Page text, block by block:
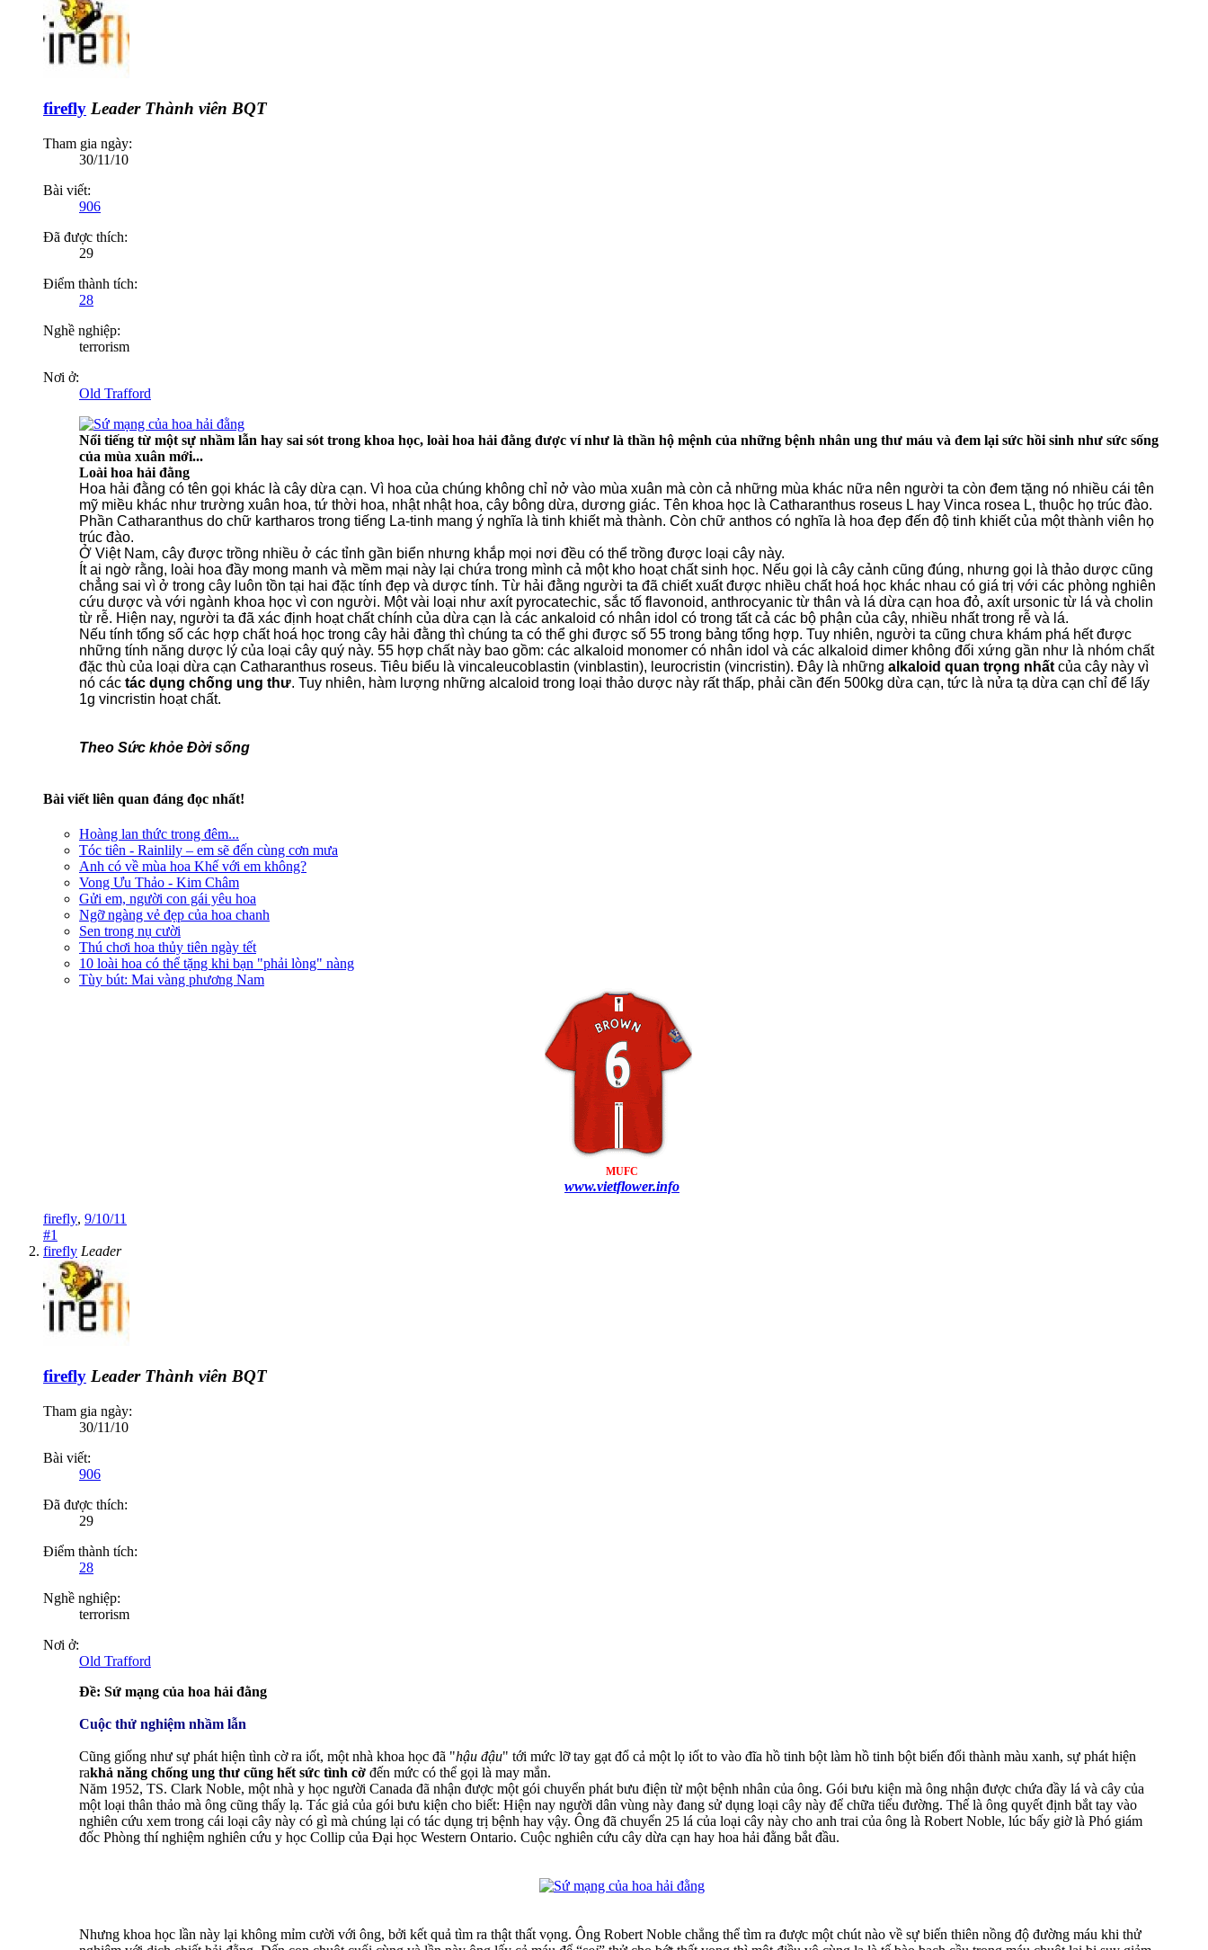
firefly Leader Thành viên BQT
Tham gia ngày:
30/11/10
Bài viết:
906
Đã được thích:
29
Điểm thành tích:
28
Nghề nghiệp:
terrorism
Nơi ở:
Old Trafford
Nổi tiếng từ một sự nhầm lẫn hay sai sót trong khoa học, loài hoa hải đằng được ví như là thần hộ mệnh của những bệnh nhân ung thư máu và đem lại sức hồi sinh như sức sống
của mùa xuân mới...
Loài hoa hải đằng
Hoa hải đằng có tên gọi khác là cây dừa cạn. Vì hoa của chúng không chỉ nở vào mùa xuân mà còn cả những mùa khác nữa nên người ta còn đem tặng nó nhiều cái tên
mỹ miều khác như trường xuân hoa, tứ thời hoa, nhật nhật hoa, cây bông dừa, dương giác. Tên khoa học là Catharanthus roseus L hay Vinca rosea L, thuộc họ trúc đào.
Phần Catharanthus do chữ kartharos trong tiếng La-tinh mang ý nghĩa là tinh khiết mà thành. Còn chữ anthos có nghĩa là hoa đẹp đến độ tinh khiết của một thành viên họ
trúc đào.
Ở Việt Nam, cây được trồng nhiều ở các tỉnh gần biển nhưng khắp mọi nơi đều có thể trồng được loại cây này.
Ít ai ngờ rằng, loài hoa đầy mong manh và mềm mại này lại chứa trong mình cả một kho hoạt chất sinh học. Nếu gọi là cây cảnh cũng đúng, nhưng gọi là thảo dược cũng
chẳng sai vì ở trong cây luôn tồn tại hai đặc tính đẹp và dược tính. Từ hải đằng người ta đã chiết xuất được nhiều chất hoá học khác nhau có giá trị với các phòng nghiên
cứu dược và với ngành khoa học vì con người. Một vài loại như axít pyrocatechic, sắc tố flavonoid, anthrocyanic từ thân và lá dừa cạn hoa đỏ, axít ursonic từ lá và cholin
từ rễ. Hiện nay, người ta đã xác định hoạt chất chính của dừa cạn là các ankaloid có nhân idol có trong tất cả các bộ phận của cây, nhiều nhất trong rễ và lá.
Nếu tính tổng số các hợp chất hoá học trong cây hải đằng thì chúng ta có thể ghi được số 55 trong bảng tổng hợp. Tuy nhiên, người ta cũng chưa khám phá hết được
những tính năng dược lý của loại cây quý này. 55 hợp chất này bao gồm: các alkaloid monomer có nhân idol và các alkaloid dimer không đối xứng gần như là nhóm chất
đặc thù của loại dừa cạn Catharanthus roseus. Tiêu biểu là vincaleucoblastin (vinblastin), leurocristin (vincristin). Đây là những alkaloid quan trọng nhất của cây này vì
nó các tác dụng chống ung thư. Tuy nhiên, hàm lượng những alcaloid trong loại thảo dược này rất thấp, phải cần đến 500kg dừa cạn, tức là nửa tạ dừa cạn chỉ để lấy
1g vincristin hoạt chất.
Theo Sức khỏe Đời sống
Bài viết liên quan đáng đọc nhất!
Hoàng lan thức trong đêm...
Tóc tiên - Rainlily – em sẽ đến cùng cơn mưa
Anh có về mùa hoa Khế với em không?
Vong Ưu Thảo - Kim Châm
Gửi em, người con gái yêu hoa
Ngỡ ngàng vẻ đẹp của hoa chanh
Sen trong nụ cười
Thú chơi hoa thủy tiên ngày tết
10 loài hoa có thể tặng khi bạn "phải lòng" nàng
Tùy bút: Mai vàng phương Nam
MUFC
www.vietflower.info
firefly, 9/10/11
#1
firefly Leader
firefly Leader Thành viên BQT
Tham gia ngày:
30/11/10
Bài viết:
906
Đã được thích:
29
Điểm thành tích:
28
Nghề nghiệp:
terrorism
Nơi ở:
Old Trafford
Ðề: Sứ mạng của hoa hải đằng
Cuộc thử nghiệm nhầm lẫn
Cũng giống như sự phát hiện tình cờ ra iốt, một nhà khoa học đã "hậu đậu" tới mức lỡ tay gạt đổ cả một lọ iốt to vào đĩa hồ tinh bột làm hồ tinh bột biến đổi thành màu xanh, sự phát hiện
rakhả năng chống ung thư cũng hết sức tình cờ đến mức có thể gọi là may mắn.
Năm 1952, TS. Clark Noble, một nhà y học người Canada đã nhận được một gói chuyển phát bưu điện từ một bệnh nhân của ông. Gói bưu kiện mà ông nhận được chứa đầy lá và cây của
một loại thân thảo mà ông cũng thấy lạ. Tác giả của gói bưu kiện cho biết: Hiện nay người dân vùng này đang sử dụng loại cây này để chữa tiểu đường. Thế là ông quyết định bắt tay vào
nghiên cứu xem trong cái loại cây này có gì mà chúng lại có tác dụng trị bệnh hay vậy. Ông đã chuyển 25 lá của loại cây này cho anh trai của ông là Robert Noble, lúc bấy giờ là Phó giám
đốc Phòng thí nghiệm nghiên cứu y học Collip của Đại học Western Ontario. Cuộc nghiên cứu cây dừa cạn hay hoa hải đằng bắt đầu.
Nhưng khoa học lần này lại không mỉm cười với ông, bởi kết quả tìm ra thật thất vọng. Ông Robert Noble chẳng thể tìm ra được một chút nào về sự biến thiên nồng độ đường máu khi thử